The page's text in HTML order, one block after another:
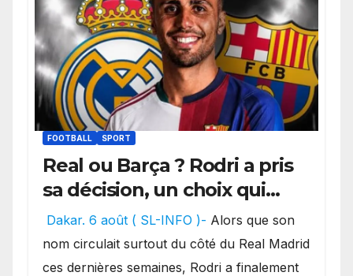
FOOTBALL SPORT
Real ou Barça ? Rodri a pris
sa décision, un choix qui
pourrait faire grand bruit
sur le marché des
transferts.
Dakar. 6 août ( SL-INFO )- Alors que son
nom circulait surtout du côté du Real Madrid
ces dernières semaines, Rodri a finalement